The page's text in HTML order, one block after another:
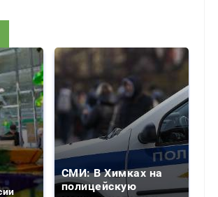
СМИ: В Химках на
полицейскую